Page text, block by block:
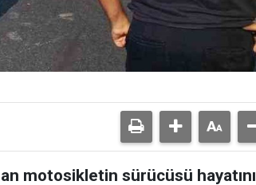
motosikletin sürücüsü hayatını